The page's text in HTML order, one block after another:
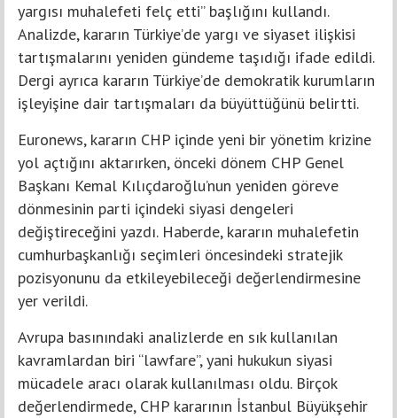
yargısı muhalefeti felç etti” başlığını kullandı.
Analizde, kararın Türkiye’de yargı ve siyaset ilişkisi
tartışmalarını yeniden gündeme taşıdığı ifade edildi.
Dergi ayrıca kararın Türkiye’de demokratik kurumların
işleyişine dair tartışmaları da büyüttüğünü belirtti.
Euronews, kararın CHP içinde yeni bir yönetim krizine
yol açtığını aktarırken, önceki dönem CHP Genel
Başkanı Kemal Kılıçdaroğlu’nun yeniden göreve
dönmesinin parti içindeki siyasi dengeleri
değiştireceğini yazdı. Haberde, kararın muhalefetin
cumhurbaşkanlığı seçimleri öncesindeki stratejik
pozisyonunu da etkileyebileceği değerlendirmesine
yer verildi.
Avrupa basınındaki analizlerde en sık kullanılan
kavramlardan biri “lawfare”, yani hukukun siyasi
mücadele aracı olarak kullanılması oldu. Birçok
değerlendirmede, CHP kararının İstanbul Büyükşehir